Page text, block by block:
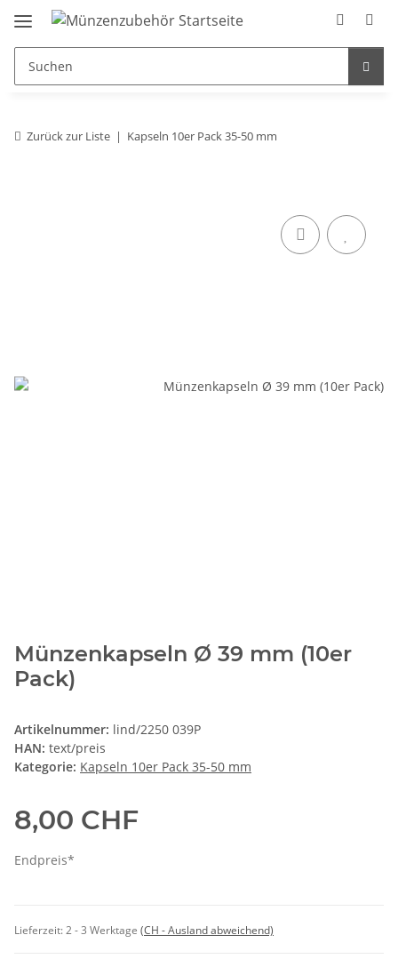
Zurück zur Liste Kapseln 10er Pack 35-50 mm
Münzenkapseln Ø 39 mm (10er
Pack)
Artikelnummer: lind/2250 039P
HAN: text/preis
Kategorie: Kapseln 10er Pack 35-50 mm
8,00 CHF
Endpreis*
Lieferzeit:2 - 3 Werktage (CH - Ausland abweichend)